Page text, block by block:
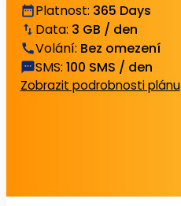
Platnost: 365 Days
Data: 3 GB / den
Volání: Bez omezení
SMS: 100 SMS / den
Zobrazit podrobnosti plánu